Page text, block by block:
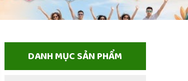
DANH MỤC SẢN PHẨM